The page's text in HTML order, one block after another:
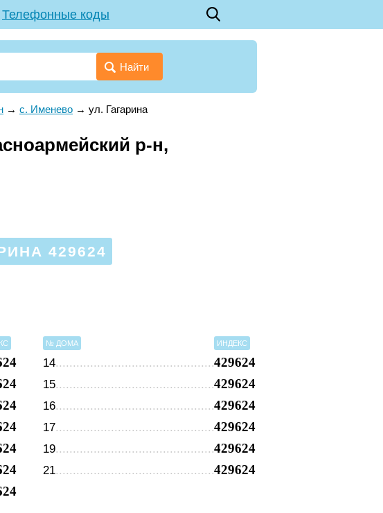
Телефонные коды
Найти
→ с. Именево → ул. Гагарина
р-н,
429624
№ ДОМА ИНДЕКС
14 429624
15 429624
16 429624
17 429624
19 429624
21 429624